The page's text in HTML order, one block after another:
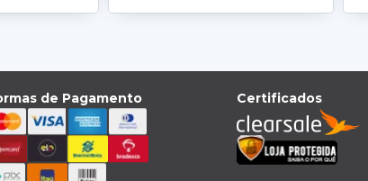
de Pagamento Certificados